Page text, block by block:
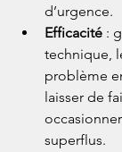
d’urgence.
Efficacité :
technique,
problème
laisser de
superflus.